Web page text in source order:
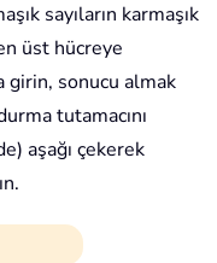
sayıların karmaşık
üst hücreye
girin, sonucu almak
tutamacını
aşağı çekerek